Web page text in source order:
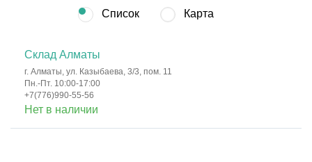
Список Карта
Склад Алматы
г. Алматы, ул. Казыбаева, 3/3, пом. 11
Пн.-Пт. 10:00-17:00
+7(776)990-55-56
Нет в наличии